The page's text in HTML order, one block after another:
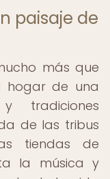
paisaje de
más que
hogar de una
tradiciones
de las tribus
tiendas de
la música y